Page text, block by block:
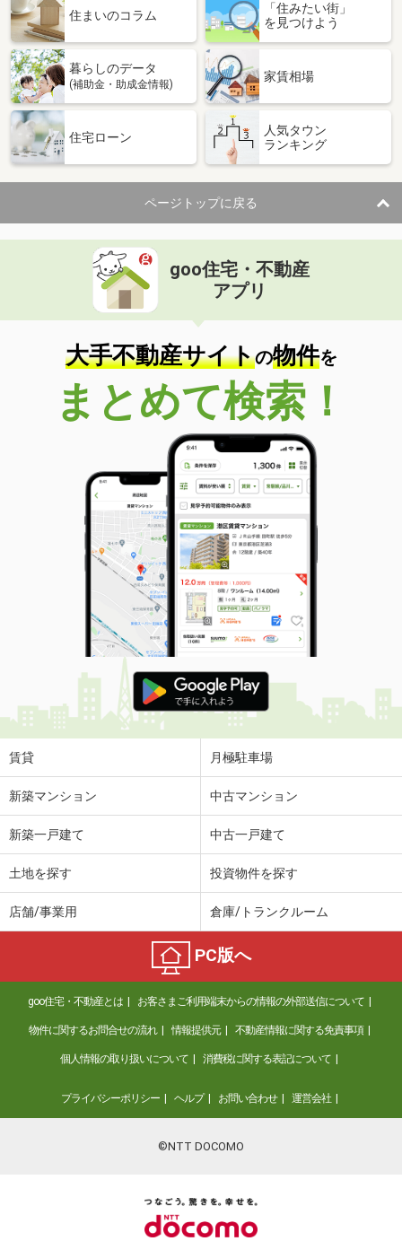
住まいのコラム
「住みたい街」
を見つけよう
暮らしのデータ
(補助金・助成金情報)
家賃相場
住宅ローン
人気タウン
ランキング
ページトップに戻る
goo住宅・不動産
アプリ
大手不動産サイトの物件を
まとめて検索！
賃貸 月極駐車場
新築マンション 中古マンション
新築一戸建て 中古一戸建て
土地を探す 投資物件を探す
店舗/事業用 倉庫/トランクルーム
PC版へ
goo住宅・不動産とは お客さまご利用端末からの情報の外部送信について
物件に関するお問合せの流れ 情報提供元 不動産情報に関する免責事項
個人情報の取り扱いについて 消費税に関する表記について
プライバシーポリシー ヘルプ お問い合わせ 運営会社
©NTT DOCOMO